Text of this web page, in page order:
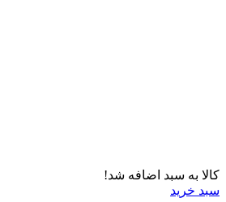
کالا به سبد اضافه شد!
سبد خرید